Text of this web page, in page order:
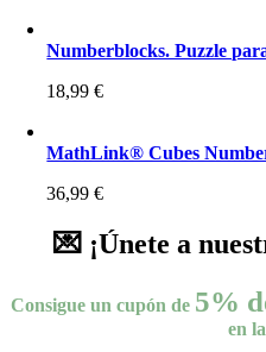
Numberblocks. Puzzle
18,99€
MathLink® Cubes
36,99€
💌 ¡Únete a
Consigue un cupón de 5%
en